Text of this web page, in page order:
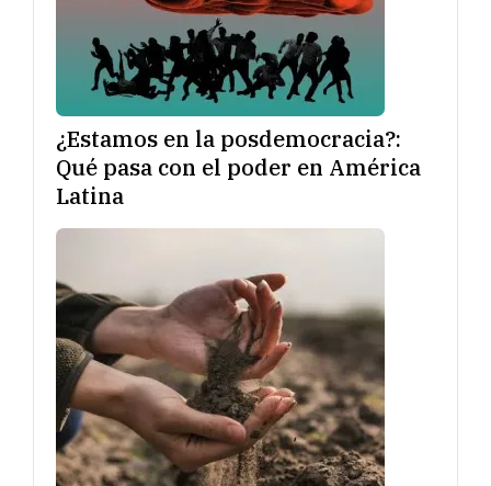
¿Estamos en la posdemocracia?:
Qué pasa con el poder en América
Latina